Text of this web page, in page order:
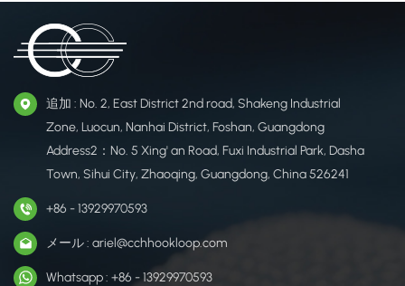
追加 : No. 2, East District 2nd road, Shakeng Industrial
Zone, Luocun, Nanhai District, Foshan, Guangdong
Address2：No. 5 Xing' an Road, Fuxi Industrial Park, Dasha
Town, Sihui City, Zhaoqing, Guangdong, China 526241
+86 - 13929970593
メール : ariel@cchhookloop.com
Whatsapp : +86 - 13929970593